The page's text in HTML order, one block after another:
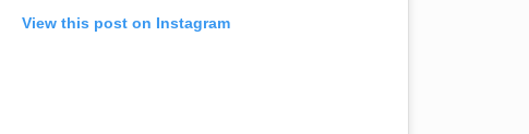
View this post on Instagram